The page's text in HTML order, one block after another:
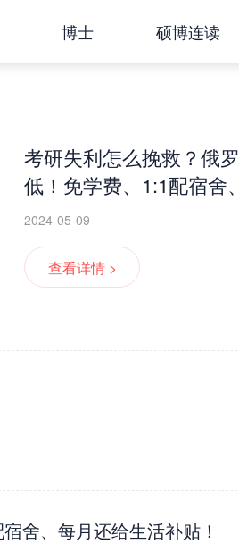
博士 硕博连读
考研失利怎么挽救？俄
低！免学费、1:1配宿舍
2024-05-09
查看详情 >
舍、每月还给生活补贴！